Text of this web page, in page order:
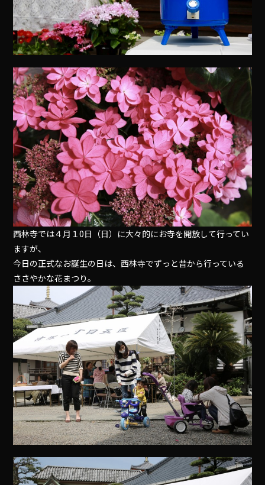
西林寺では４月１0日（日）に大々的にお寺を開放して行ってい
ますが、
今日の正式なお誕生の日は、西林寺でずっと昔から行っている
ささやかな花まつり。